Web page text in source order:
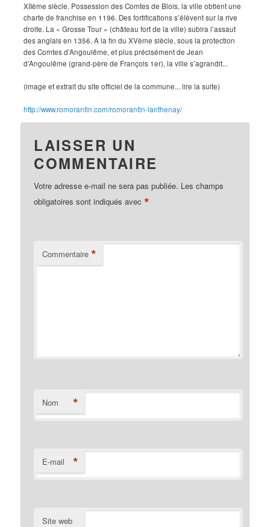
XIIème siècle. Possession des Comtes de Blois, la ville obtient une
charte de franchise en 1196. Des fortifications s’élèvent sur la rive
droite. La « Grosse Tour » (château fort de la ville) subira l’assaut
des anglais en 1356. A la fin du XVème siècle, sous la protection
des Comtes d’Angoulême, et plus précisément de Jean
d’Angoulême (grand-père de François 1er), la ville s’agrandit...
(image et extrait du site officiel de la commune... lire la suite)
http://www.romorantin.com/romorantin-lanthenay/
LAISSER UN
COMMENTAIRE
Votre adresse e-mail ne sera pas publiée. Les champs
obligatoires sont indiqués avec*
Commentaire *
Nom *
E-mail *
Site web